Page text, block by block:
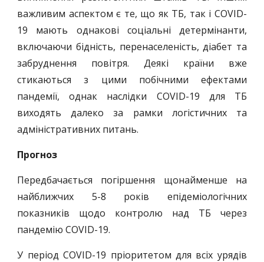
важливим аспектом є те, що як ТБ, так і COVID-
19 мають однакові соціальні детермінанти,
включаючи бідність, перенаселеність, діабет та
забруднення повітря. Деякі країни вже
стикаються з цими побічними ефектами
пандемії, однак наслідки COVID-19 для ТБ
виходять далеко за рамки логістичних та
адміністративних питань.
Прогноз
Передбачається погіршення щонайменше на
найближчих 5-8 років епідеміологічних
показників щодо контролю над ТБ через
пандемію COVID-19.
У період COVID-19 пріоритетом для всіх урядів